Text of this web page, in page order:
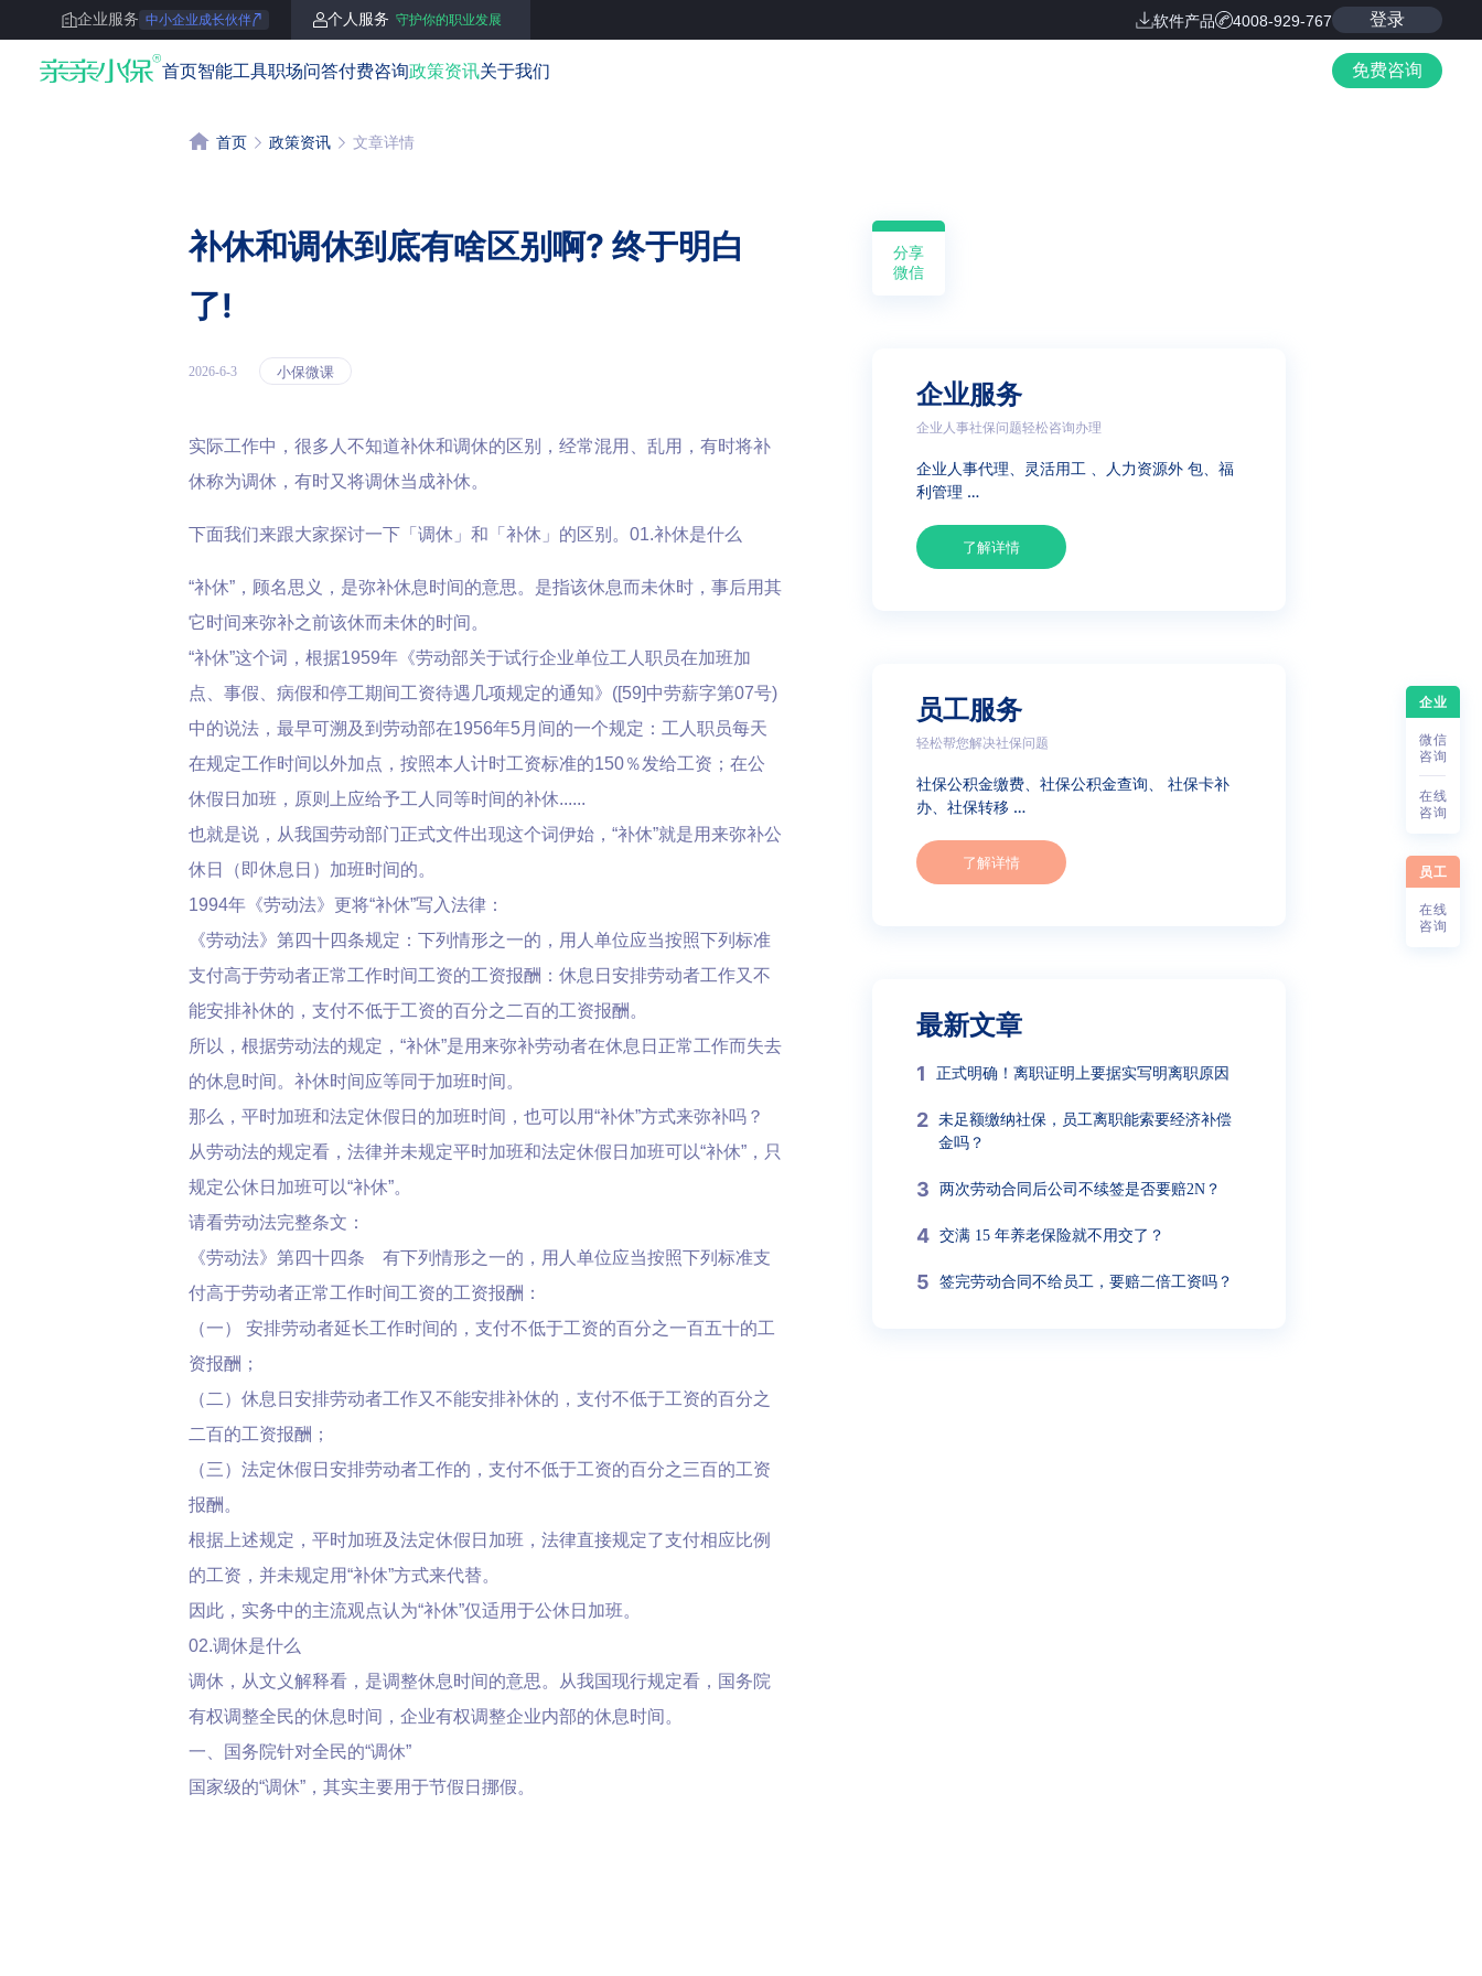
企业服务 中小企业成长伙伴 个人服务 守护你的职业发展 软件产品 4008-929-767 登录
亲亲小保 首页智能工具职场问答付费咨询政策资讯关于我们 免费咨询
首页 政策资讯 文章详情
补休和调休到底有啥区别啊? 终于明白
了!
2026-6-3 小保微课
实际工作中，很多人不知道补休和调休的区别，经常混用、乱用，有时将补
休称为调休，有时又将调休当成补休。
下面我们来跟大家探讨一下「调休」和「补休」的区别。01.补休是什么
“补休”，顾名思义，是弥补休息时间的意思。是指该休息而未休时，事后用其
它时间来弥补之前该休而未休的时间。
“补休”这个词，根据1959年《劳动部关于试行企业单位工人职员在加班加
点、事假、病假和停工期间工资待遇几项规定的通知》([59]中劳薪字第07号)
中的说法，最早可溯及到劳动部在1956年5月间的一个规定：工人职员每天
在规定工作时间以外加点，按照本人计时工资标准的150％发给工资；在公
休假日加班，原则上应给予工人同等时间的补休......
也就是说，从我国劳动部门正式文件出现这个词伊始，“补休”就是用来弥补公
休日（即休息日）加班时间的。
1994年《劳动法》更将“补休”写入法律：
《劳动法》第四十四条规定：下列情形之一的，用人单位应当按照下列标准
支付高于劳动者正常工作时间工资的工资报酬：休息日安排劳动者工作又不
能安排补休的，支付不低于工资的百分之二百的工资报酬。
所以，根据劳动法的规定，“补休”是用来弥补劳动者在休息日正常工作而失去
的休息时间。补休时间应等同于加班时间。
那么，平时加班和法定休假日的加班时间，也可以用“补休”方式来弥补吗？
从劳动法的规定看，法律并未规定平时加班和法定休假日加班可以“补休”，只
规定公休日加班可以“补休”。
请看劳动法完整条文：
《劳动法》第四十四条 有下列情形之一的，用人单位应当按照下列标准支
付高于劳动者正常工作时间工资的工资报酬：
（一） 安排劳动者延长工作时间的，支付不低于工资的百分之一百五十的工
资报酬；
（二）休息日安排劳动者工作又不能安排补休的，支付不低于工资的百分之
二百的工资报酬；
（三）法定休假日安排劳动者工作的，支付不低于工资的百分之三百的工资
报酬。
根据上述规定，平时加班及法定休假日加班，法律直接规定了支付相应比例
的工资，并未规定用“补休”方式来代替。
因此，实务中的主流观点认为“补休”仅适用于公休日加班。
02.调休是什么
调休，从文义解释看，是调整休息时间的意思。从我国现行规定看，国务院
有权调整全民的休息时间，企业有权调整企业内部的休息时间。
一、国务院针对全民的“调休”
国家级的“调休”，其实主要用于节假日挪假。
分享
微信
企业服务
企业人事社保问题轻松咨询办理
企业人事代理、灵活用工 、人力资源外 包、福
利管理 …
了解详情
员工服务
轻松帮您解决社保问题
社保公积金缴费、社保公积金查询、 社保卡补
办、社保转移 …
了解详情
最新文章
1 正式明确！离职证明上要据实写明离职原因
2 未足额缴纳社保，员工离职能索要经济补偿
金吗？
3 两次劳动合同后公司不续签是否要赔2N？
4 交满 15 年养老保险就不用交了？
5 签完劳动合同不给员工，要赔二倍工资吗？
企业
微信
咨询
在线
咨询
员工
在线
咨询